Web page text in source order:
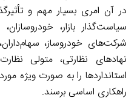
در آن امری بسیار مهم و
سیاست‌گذار بازار،
شرکت‌های خودروساز،
نهادهای نظارتی، متولی
استانداردها را به صورت ویژه
راهکاری اساسی برسند.